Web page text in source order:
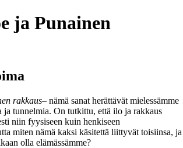
ja Punainen
rakkaus– nämä sanat herättävät mielessämme
tunnelmia. On tutkittu, että ilo ja rakkaus
niin fyysiseen kuin henkiseen
miten nämä kaksi käsitettä liittyvät toisiinsa, ja
olla elämässämme?